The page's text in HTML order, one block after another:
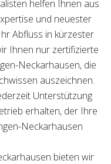
helfen Ihnen aus
und neuester
Abfluss in kürzester
Ihnen nur zertifizierte
Neckarhausen, die
auszeichnen.
Unterstützung
erhalten, der Ihre
Neckarhausen
bieten wir